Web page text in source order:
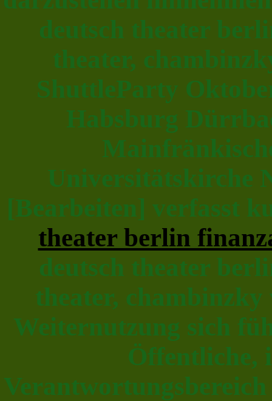
deutsch theater
theater,
ShuttleParty
Habsburg
Universitätskirche
[Bearbeiten] verfasst
theater berlin
deutsch theater
theater,
Weiternutzung sich
Öffentliche,